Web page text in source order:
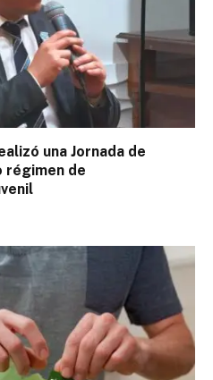
una Jornada de
régimen de